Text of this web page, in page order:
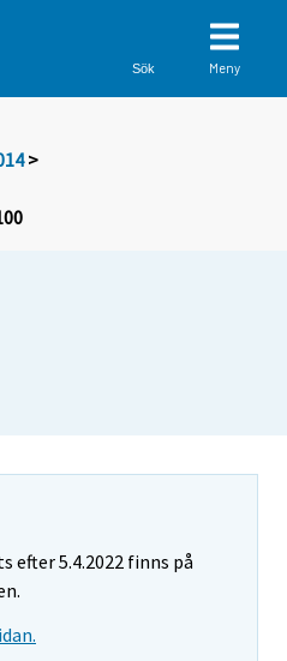
Sök Meny
>
efter 5.4.2022 finns på